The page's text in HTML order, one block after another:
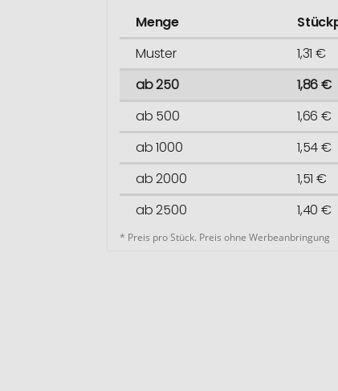
Menge
Muster
1,31 €
ab 250
1,86 €
ab 500
1,66 €
ab 1000
1,54 €
ab 2000
1,51 €
ab 2500
1,40 €
* Preis pro Stück. Preis ohne Werbeanbringung